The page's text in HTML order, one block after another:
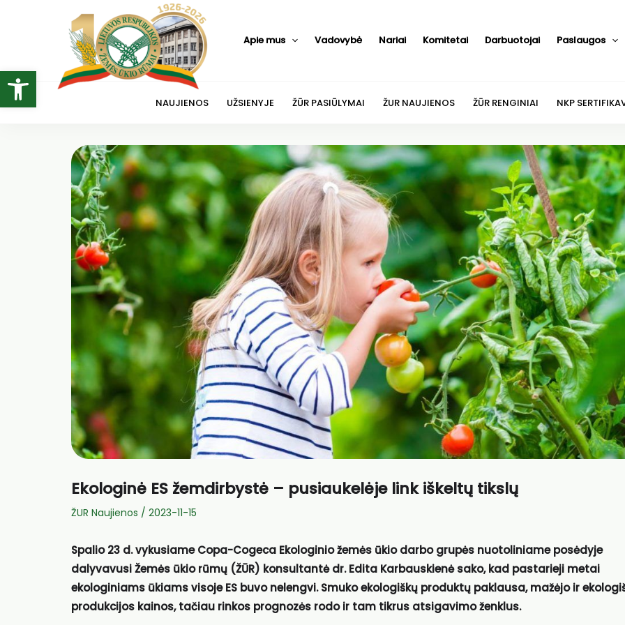
Open toolbar
Apie mus Vadovybė Nariai Komitetai Darbuotojai Paslaugos
NAUJIENOS UŽSIENYJE ŽŪR PASIŪLYMAI ŽUR NAUJIENOS ŽŪR RENGINIAI NKP
Ekologinė ES žemdirbystė – pusiaukelėje link iškeltų tikslų
ŽUR Naujienos / 2023-11-15
Spalio 23 d. vykusiame Copa-Cogeca Ekologinio žemės ūkio darbo grupės nuotoliniame posėdyje
dalyvavusi Žemės ūkio rūmų (ŽŪR) konsultantė dr. Edita Karbauskienė sako, kad pastarieji metai
ekologiniams ūkiams visoje ES buvo nelengvi. Smuko ekologiškų produktų paklausa, mažėjo ir
produkcijos kainos, tačiau rinkos prognozės rodo ir tam tikrus atsigavimo ženklus.